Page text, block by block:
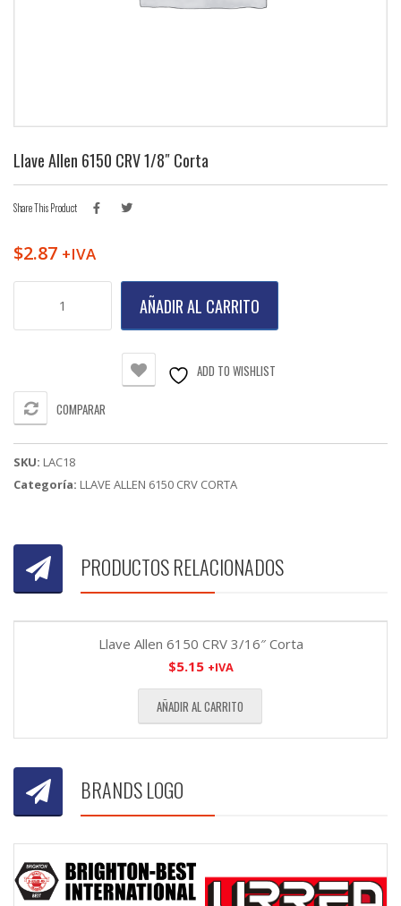
Llave Allen 6150 CRV 1/8″ Corta
Share This Product
$2.87 +IVA
cantidad
AÑADIR AL CARRITO
ADD TO WISHLIST
COMPARAR
SKU: LAC18
Categoría: LLAVE ALLEN 6150 CRV CORTA
PRODUCTOS RELACIONADOS
Llave Allen 6150 CRV 3/16″ Corta
$5.15 +IVA
AÑADIR AL CARRITO
BRANDS LOGO